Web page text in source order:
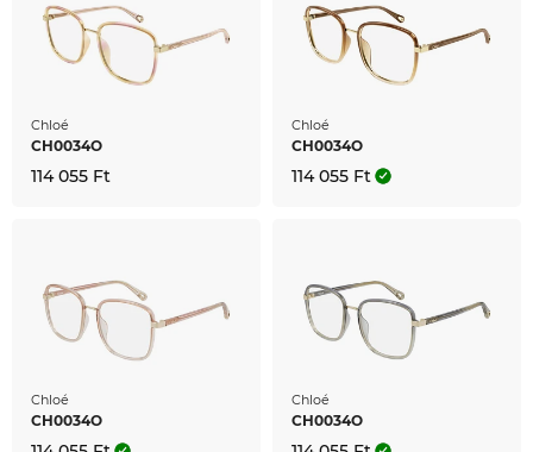
Chloé
CH0034O
114 055 Ft
Chloé
CH0034O
114 055 Ft
Chloé
CH0034O
Chloé
CH0034O